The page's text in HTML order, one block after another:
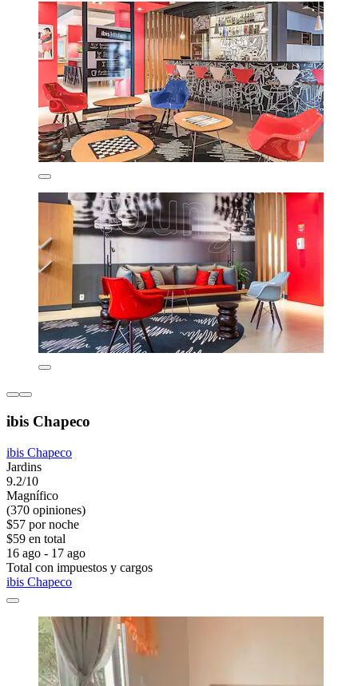
ibis Chapeco
ibis Chapeco
Jardins
9.2/10
Magnífico
(370 opiniones)
$57 por noche
$59 en total
16 ago - 17 ago
Total con impuestos y cargos
ibis Chapeco